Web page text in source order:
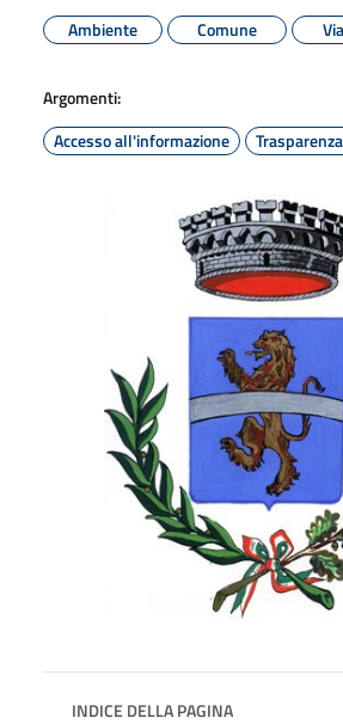
Ambiente
Comune
Argomenti:
Accesso all'informazione
INDICE DELLA PAGINA